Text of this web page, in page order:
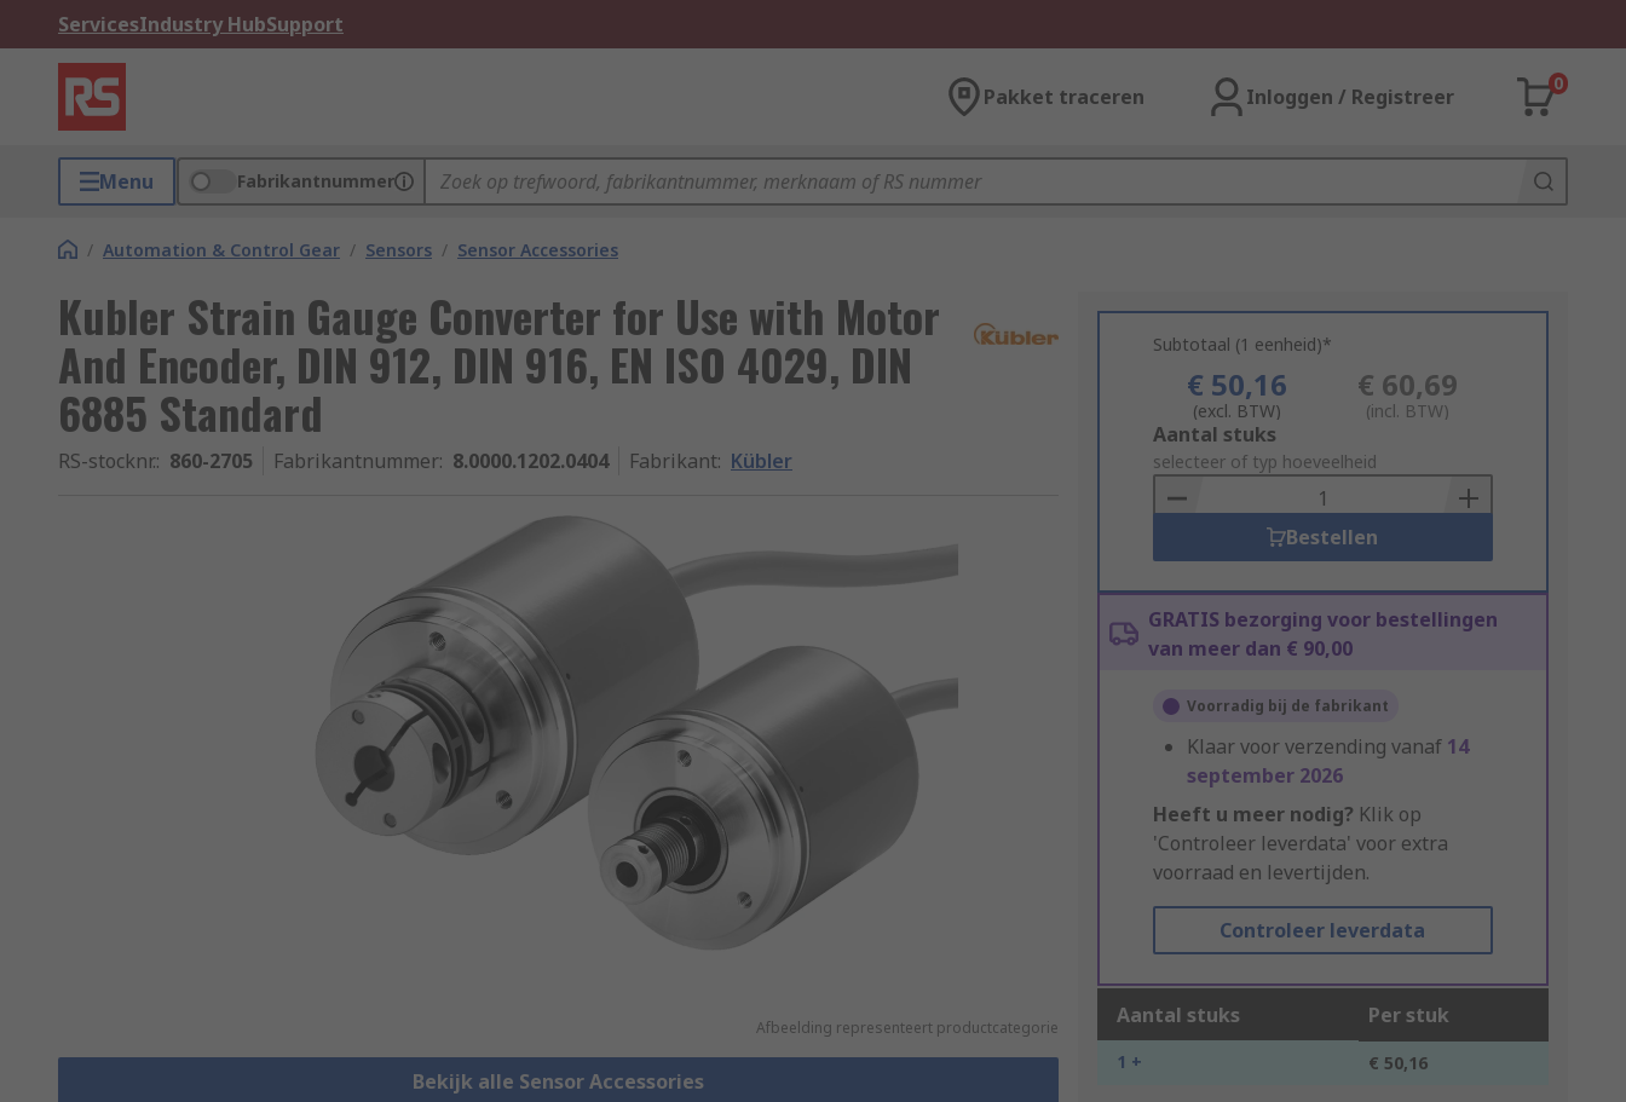
ServicesIndustry HubSupport
Pakket traceren Inloggen / Registreer
0
Menu Fabrikantnummer
/ Automation & Control Gear / Sensors / Sensor Accessories
Kubler Strain Gauge Converter for Use with Motor
And Encoder, DIN 912, DIN 916, EN ISO 4029, DIN
6885 Standard
RS-stocknr.: 860-2705 Fabrikantnummer: 8.0000.1202.0404 Fabrikant: Kübler
Afbeelding representeert productcategorie
Bekijk alle Sensor Accessories
Subtotaal (1 eenheid)*
€ 50,16
(excl. BTW)
€ 60,69
(incl. BTW)
Add
to
Basket
Aantal stuks
selecteer of typ hoeveelheid
Bestellen
GRATIS bezorging voor bestellingen
van meer dan € 90,00
Voorradig bij de fabrikant
Klaar voor verzending vanaf 14
september 2026
Heeft u meer nodig? Klik op
'Controleer leverdata' voor extra
voorraad en levertijden.
Controleer leverdata
Aantal stuks Per stuk
1 + € 50,16